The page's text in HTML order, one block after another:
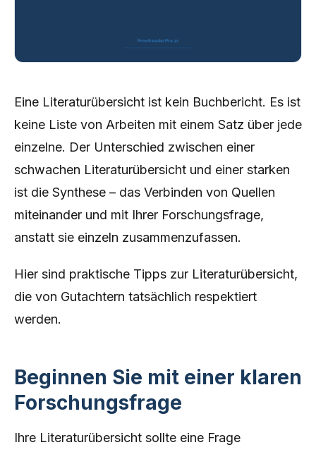
Eine Literaturübersicht ist kein Buchbericht. Es ist
keine Liste von Arbeiten mit einem Satz über jede
einzelne. Der Unterschied zwischen einer
schwachen Literaturübersicht und einer starken
ist die Synthese – das Verbinden von Quellen
miteinander und mit Ihrer Forschungsfrage,
anstatt sie einzeln zusammenzufassen.
Hier sind praktische Tipps zur Literaturübersicht,
die von Gutachtern tatsächlich respektiert
werden.
Beginnen Sie mit einer klaren
Forschungsfrage
Ihre Literaturübersicht sollte eine Frage